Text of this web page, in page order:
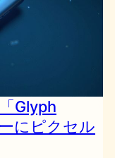
Glyph
にピクセル